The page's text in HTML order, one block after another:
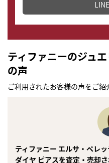
ティファニーのジュ
の声
ご利用されたお客様の声をご紹
ティファニー エルサ・ペレ
ダイヤ ピアスを査定・売却